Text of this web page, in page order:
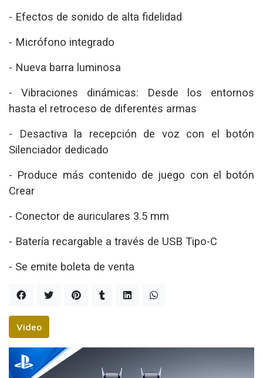
- Efectos de sonido de alta fidelidad
- Micrófono integrado
- Nueva barra luminosa
- Vibraciones dinámicas: Desde los entornos
hasta el retroceso de diferentes armas
- Desactiva la recepción de voz con el botón
Silenciador dedicado
- Produce más contenido de juego con el botón
Crear
- Conector de auriculares 3.5 mm
- Batería recargable a través de USB Tipo-C
- Se emite boleta de venta
Video